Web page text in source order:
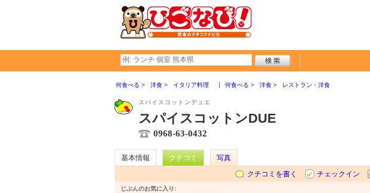
何食べる 洋食 イタリア料理 何食べる 洋食 レストラン・洋食
スパイスコットンデュエ
スパイスコットンDUE
0968-63-0432
基本情報 クチコミ
写真
クチコミを書く
チェックイン
じぶんのお気に入り: